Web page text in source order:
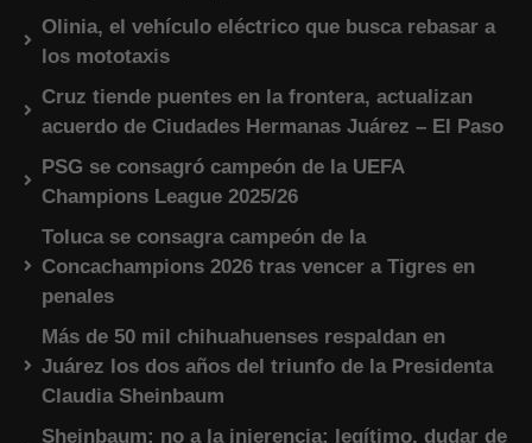
Olinia, el vehículo eléctrico que busca rebasar a
los mototaxis
Cruz tiende puentes en la frontera, actualizan
acuerdo de Ciudades Hermanas Juárez – El Paso
PSG se consagró campeón de la UEFA
Champions League 2025/26
Toluca se consagra campeón de la
Concachampions 2026 tras vencer a Tigres en
penales
Más de 50 mil chihuahuenses respaldan en
Juárez los dos años del triunfo de la Presidenta
Claudia Sheinbaum
Sheinbaum: no a la injerencia; legítimo, dudar de